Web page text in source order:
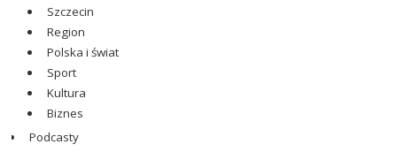
Szczecin
Region
Polska i świat
Sport
Kultura
Biznes
Podcasty